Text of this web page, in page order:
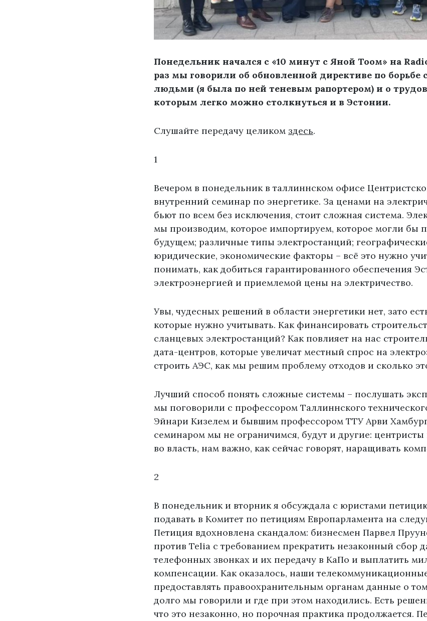
Понедельник начался с «10 минут с Яной Тоом» на
раз мы говорили об обновленной директиве по борьбе
людьми (я была по ней теневым рапортером) и о
которым легко можно столкнуться и в Эстонии.
Слушайте передачу целиком здесь.
1
Вечером в понедельник в таллиннском офисе
внутренний семинар по энергетике. За ценами на
бьют по всем без исключения, стоит сложная система.
мы производим, которое импортируем, которое могли бы
будущем; различные типы электростанций;
юридические, экономические факторы – всё это нужно
понимать, как добиться гарантированного обеспечения
электроэнергией и приемлемой цены на электричество.
Увы, чудесных решений в области энергетики нет, зато
которые нужно учитывать. Как финансировать
сланцевых электростанций? Как повлияет на нас
дата-центров, которые увеличат местный спрос на
строить АЭС, как мы решим проблему отходов и сколько
Лучший способ понять сложные системы – послушать
мы поговорили с профессором Таллиннского
Эйнари Кизелем и бывшим профессором ТТУ Арви
семинаром мы не ограничимся, будут и другие: центристы
во власть, нам важно, как сейчас говорят, наращивать
2
В понедельник и вторник я обсуждала с юристами
подавать в Комитет по петициям Европарламента на
Петиция вдохновлена скандалом: бизнесмен Парвел
против Telia с требованием прекратить незаконный сбор
телефонных звонках и их передачу в КаПо и выплатить
компенсации. Как оказалось, наши
предоставлять правоохранительным органам данные о
долго мы говорили и где при этом находились. Есть
что это незаконно, но порочная практика продолжается.